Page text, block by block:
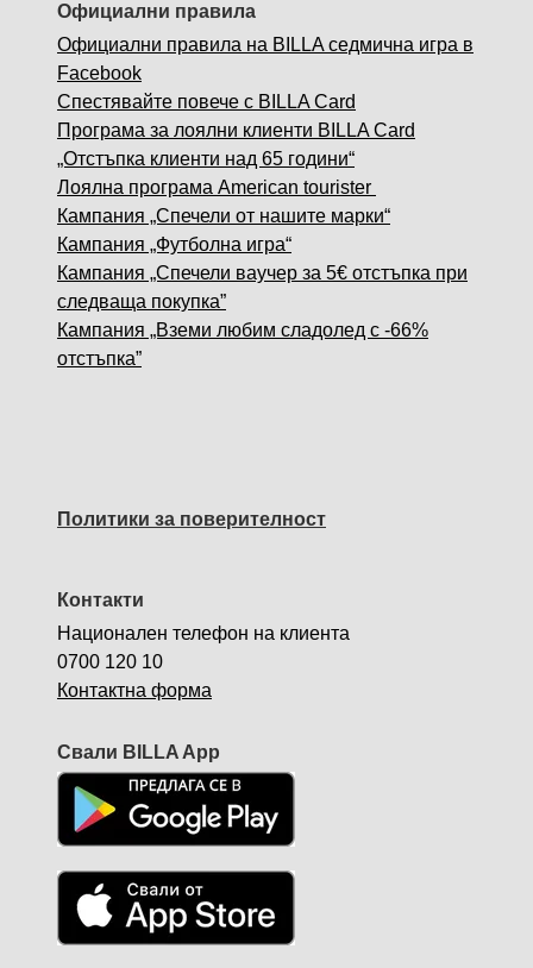
Официални правила
Официални правила на BILLA седмична игра в
Facebook
Спестявайте повече с BILLA Card
Програма за лоялни клиенти BILLA Card
„Отстъпка клиенти над 65 години“
Лоялна програма American tourister
Кампания „Спечели от нашите марки“
Кампания „Футболна игра“
Кампания „Спечели ваучер за 5€ отстъпка при
следваща покупка”
Кампания „Вземи любим сладолед с -66%
отстъпка”
Политики за поверителност
Контакти
Национален телефон на клиента
0700 120 10
Контактна форма
Свали BILLA App